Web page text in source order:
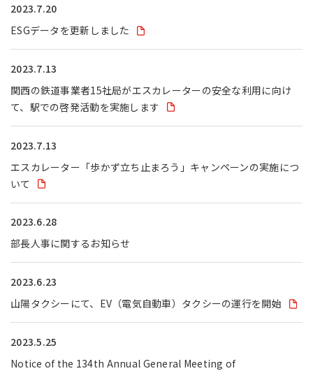
2023.7.20
ESGデータを更新しました
2023.7.13
関西の鉄道事業者15社局がエスカレーターの安全な利用に向け
て、駅での啓発活動を実施します
2023.7.13
エスカレーター「歩かず立ち止まろう」キャンペーンの実施につ
いて
2023.6.28
部長人事に関するお知らせ
2023.6.23
山陽タクシーにて、EV（電気自動車）タクシーの運行を開始
2023.5.25
Notice of the 134th Annual General Meeting of